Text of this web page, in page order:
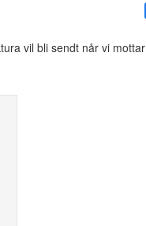
vil bli sendt når vi mottar